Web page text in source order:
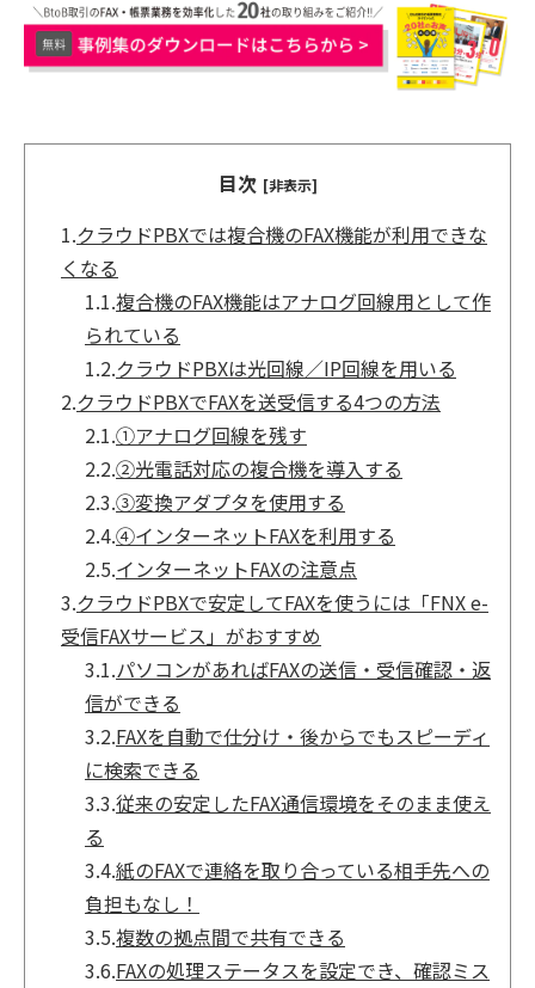
目次 [非表示]
1.クラウドPBXでは複合機のFAX機能が利用できな
くなる
1.1.複合機のFAX機能はアナログ回線用として作
られている
1.2.クラウドPBXは光回線／IP回線を用いる
2.クラウドPBXでFAXを送受信する4つの方法
2.1.①アナログ回線を残す
2.2.②光電話対応の複合機を導入する
2.3.③変換アダプタを使用する
2.4.④インターネットFAXを利用する
2.5.インターネットFAXの注意点
3.クラウドPBXで安定してFAXを使うには「FNX e-
受信FAXサービス」がおすすめ
3.1.パソコンがあればFAXの送信・受信確認・返
信ができる
3.2.FAXを自動で仕分け・後からでもスピーディ
に検索できる
3.3.従来の安定したFAX通信環境をそのまま使え
る
3.4.紙のFAXで連絡を取り合っている相手先への
負担もなし！
3.5.複数の拠点間で共有できる
3.6.FAXの処理ステータスを設定でき、確認ミス